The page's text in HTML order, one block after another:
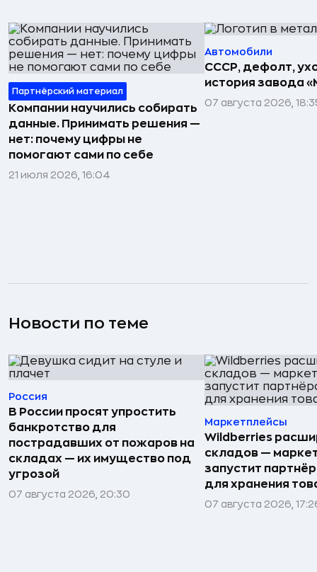
Партнёрский материал
Компании научились собирать
данные. Принимать решения —
нет: почему цифры не
помогают сами по себе
21 июля 2026, 16:04
Автомобили
СССР, дефолт,
история завода
07 августа 2026,
Новости по теме
Россия
В России просят упростить
банкротство для
пострадавших от пожаров на
складах — их имущество под
угрозой
07 августа 2026, 20:30
Маркетплейсы
Wildberries
складов —
запустит
для хранения
07 августа 2026,